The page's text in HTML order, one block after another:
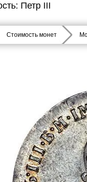
Петр III
Стоимость монет